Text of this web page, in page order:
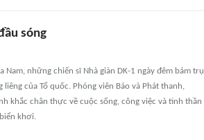
sóng
những chiến sĩ Nhà giàn DK-1 ngày đêm bám trụ
của Tổ quốc. Phóng viên Báo và Phát thanh,
khắc chân thực về cuộc sống, công việc và tinh thần
khơi.